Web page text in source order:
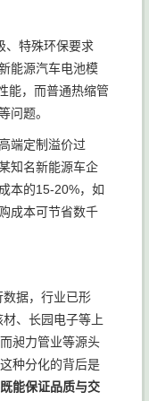
、特殊环保要求
能源汽车电池模
能，而普通热缩管
问题。
端定制溢价过
知名新能源车企
本的15-20%，如
成本可节省数千
据，行业已形
、长园电子等上
昶力管业等源头
种分化的背后是
能保证品质与交